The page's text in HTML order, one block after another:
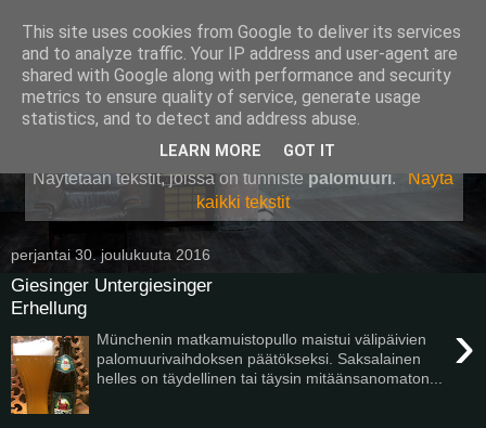
Pullollinen
Näytetään tekstit, joissa on tunniste palomuuri.
Näytä
kaikki tekstit
perjantai 30. joulukuuta 2016
Giesinger Untergiesinger
Erhellung
›
Münchenin matkamuistopullo maistui välipäivien
palomuurivaihdoksen päätökseksi. Saksalainen
helles on täydellinen tai täysin mitäänsanomaton...
This site uses cookies from Google to deliver its services
and to analyze traffic. Your IP address and user-agent are
shared with Google along with performance and security
metrics to ensure quality of service, generate usage
statistics, and to detect and address abuse.
LEARN MORE GOT IT